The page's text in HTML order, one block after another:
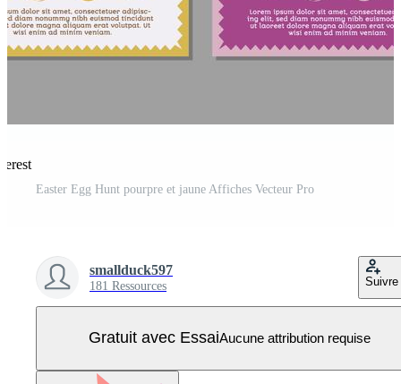
Easter Egg Hunt pourpre et jaune Affiches Vecteur Pro
smallduck597
181 Ressources Suivre
Gratuit avec EssaiAucune attribution requise